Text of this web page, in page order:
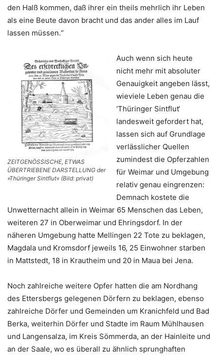
den Halß kommen, daß ihrer ein theils mehrlich ihr Leben
als eine Beute davon bracht und das ander alles im Lauf
lassen müssen.“
ZEITGENÖSSISCHE, ETWAS
ÜBERTRIEBENE DARSTELLUNG der
»Thüringer Sintflut« (Bild: privat)
Auch wenn sich heute
nicht mehr mit absoluter
Genauigkeit angeben lässt,
wieviele Leben genau die
‘Thüringer Sintflut‘
landesweit gefordert hat,
lassen sich auf Grundlage
verlässlicher Quellen
zumindest die Opferzahlen
für Weimar und Umgebung
relativ genau eingrenzen:
Demnach kostete die
Unwetternacht allein in Weimar 65 Menschen das Leben,
weiteren 27 in Oberweimar und Ehringsdorf. In der
näheren Umgebung hatte Mellingen 22 Tote zu beklagen,
Magdala und Kromsdorf jeweils 16, 25 Einwohner starben
in Mattstedt, 18 in Krautheim und 20 in Maua bei Jena.
Noch zahlreiche weitere Opfer hatten die am Nordhang
des Ettersbergs gelegenen Dörfern zu beklagen, ebenso
zahlreiche Dörfer und Gemeinden um Kranichfeld und Bad
Berka, weiterhin Dörfer und Stadte im Raum Mühlhausen
und Langensalza, im Kreis Sömmerda, an der Hainleite und
an der Saale, wo es überall zu ähnlich sprunghaften